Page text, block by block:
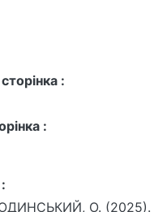
:
:
О. (2025).